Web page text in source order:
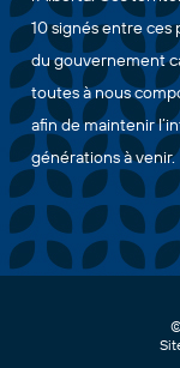
10 signés entre
du gouvernement
toutes à nous
afin de maintenir
générations à venir.